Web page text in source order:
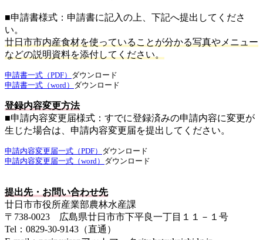
■申請書様式：申請書に記入の上、下記へ提出してくださ
い。
廿日市市内産食材を使っていることが分かる写真やメニュー
などの説明資料を添付してください。
申請書一式（PDF） ダウンロード
申請書一式（word） ダウンロード
登録内容変更方法
■申請内容変更届様式：すでに登録済みの申請内容に変更が
生じた場合は、申請内容変更届を提出してください。
申請内容変更届一式（PDF） ダウンロード
申請内容変更届一式（word） ダウンロード
提出先・お問い合わせ先
廿日市市役所産業部農林水産課
〒738-0023 広島県廿日市市下平良一丁目１１－１号
Tel：0829-30-9143（直通）